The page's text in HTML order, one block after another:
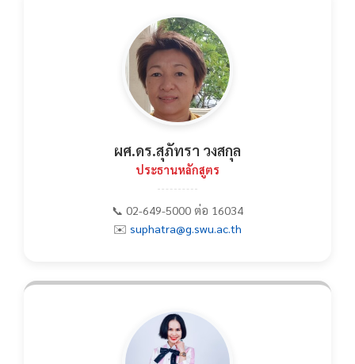
ผศ.ดร.สุภัทรา วงสกุล
ประธานหลักสูตร
📞 02-649-5000 ต่อ 16034
✉️ suphatra@g.swu.ac.th